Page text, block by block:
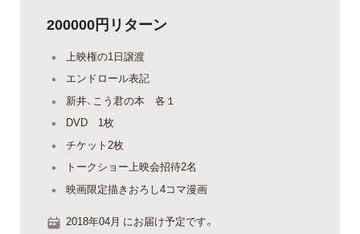
200000円リターン
上映権の1日譲渡
エンドロール表記
新井、こう君の本 各１
DVD 1枚
チケット2枚
トークショー上映会招待2名
映画限定描きおろし4コマ漫画
2018年04月 にお届け予定です。